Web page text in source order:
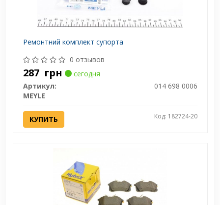
Ремонтний комплект супорта
0 отзывов
287 грн
сегодня
Артикул:
014 698 0006
MEYLE
КУПИТЬ Код: 182724-20